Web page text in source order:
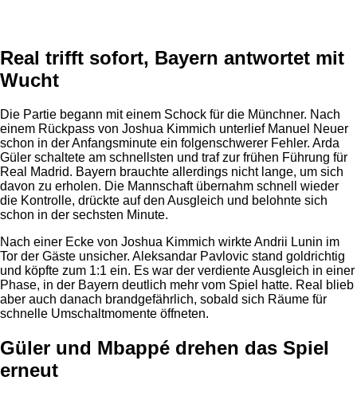
Real trifft sofort, Bayern antwortet mit
Wucht
Die Partie begann mit einem Schock für die Münchner. Nach
einem Rückpass von Joshua Kimmich unterlief Manuel Neuer
schon in der Anfangsminute ein folgenschwerer Fehler. Arda
Güler schaltete am schnellsten und traf zur frühen Führung für
Real Madrid. Bayern brauchte allerdings nicht lange, um sich
davon zu erholen. Die Mannschaft übernahm schnell wieder
die Kontrolle, drückte auf den Ausgleich und belohnte sich
schon in der sechsten Minute.
Nach einer Ecke von Joshua Kimmich wirkte Andrii Lunin im
Tor der Gäste unsicher. Aleksandar Pavlovic stand goldrichtig
und köpfte zum 1:1 ein. Es war der verdiente Ausgleich in einer
Phase, in der Bayern deutlich mehr vom Spiel hatte. Real blieb
aber auch danach brandgefährlich, sobald sich Räume für
schnelle Umschaltmomente öffneten.
Güler und Mbappé drehen das Spiel
erneut